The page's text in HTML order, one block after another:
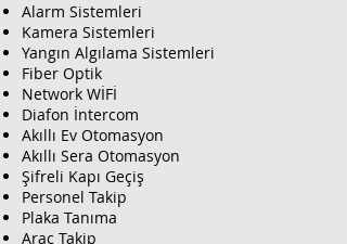
Tipi
Poe
Özelliği
240W Max.
RJ45
Uplink
Yok
SFP
Girişi &
SFP
Uplink
2X Gigabit SFP UPLINK
Toplam 18
Alarm Sistemleri
Kamera Sistemleri
Yangın Algılama Sistemleri
Fiber Optik
Network WİFİ
Diafon İntercom
Akıllı Ev Otomasyon
Akıllı Sera Otomasyon
Şifreli Kapı Geçiş
Personel Takip
Plaka Tanıma
Araç Takip